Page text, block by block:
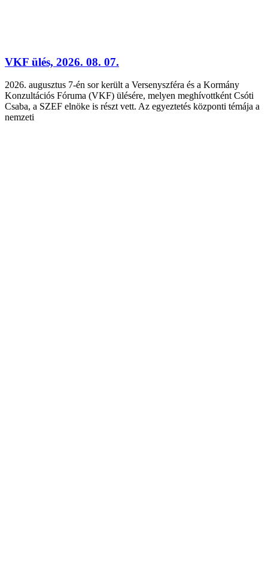
VKF ülés, 2026. 08. 07.
2026. augusztus 7-én sor került a Versenyszféra és a Kormány
Konzultációs Fóruma (VKF) ülésére, melyen meghívottként Csóti
Csaba, a SZEF elnöke is részt vett. Az egyeztetés központi témája a
nemzeti